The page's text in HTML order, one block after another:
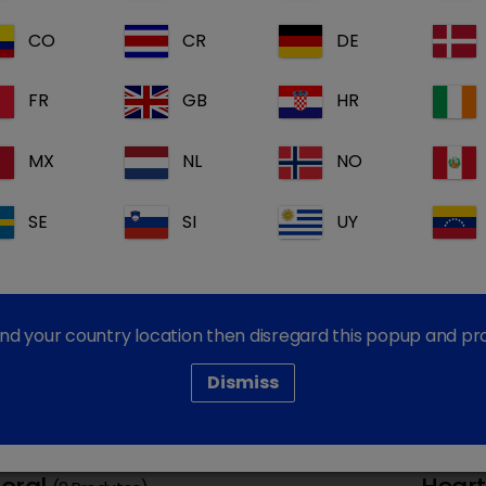
(2 Produtos)
20 mg em
Benazepril 5 mg em
CO CR DE
FR GB HR
MX NL NO
SE SI UY
your country location then disregard this popup and
Dismiss